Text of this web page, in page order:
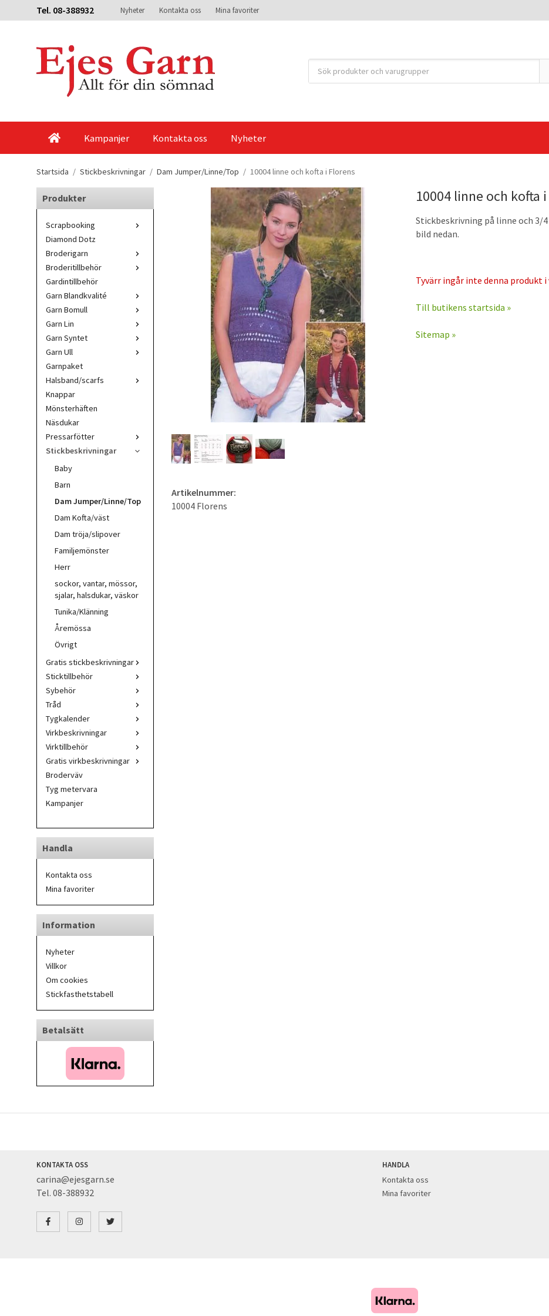
Tel. 08-388932 Nyheter Kontakta oss Mina favoriter
Kampanjer Kontakta oss Nyheter
Startsida / Stickbeskrivningar / Dam Jumper/Linne/Top / 10004 linne och kofta i Florens
Produkter
Scrapbooking
Diamond Dotz
Broderigarn
Broderitillbehör
Gardintillbehör
Garn Blandkvalité
Garn Bomull
Garn Lin
Garn Syntet
Garn Ull
Garnpaket
Halsband/scarfs
Knappar
Mönsterhäften
Näsdukar
Pressarfötter
Stickbeskrivningar
Baby
Barn
Dam Jumper/Linne/Top
Dam Kofta/väst
Dam tröja/slipover
Familjemönster
Herr
sockor, vantar, mössor,
sjalar, halsdukar, väskor
Tunika/Klänning
Åremössa
Övrigt
Gratis stickbeskrivningar
Sticktillbehör
Sybehör
Tråd
Tygkalender
Virkbeskrivningar
Virktillbehör
Gratis virkbeskrivningar
Broderväv
Tyg metervara
Kampanjer
Handla
Kontakta oss
Mina favoriter
Information
Nyheter
Villkor
Om cookies
Stickfasthetstabell
Betalsätt
10004 linne och kofta
Stickbeskrivning på linne och 3/
bild nedan.
Tyvärr ingår inte denna
Till butikens startsida »
Sitemap »
Artikelnummer:
10004 Florens
KONTAKTA OSS
carina@ejesgarn.se
Tel. 08-388932
HANDLA
Kontakta oss
Mina favoriter